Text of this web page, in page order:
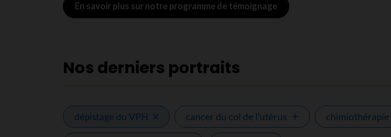
En savoir plus sur notre programme de témoignage
Nos derniers portraits
dépistage du VPH cancer du col de l’utérus chimiothérapie